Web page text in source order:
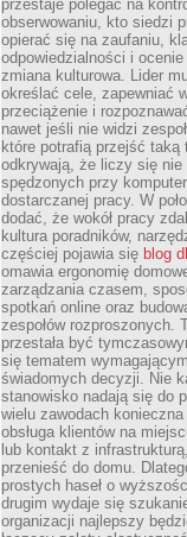
przestaje polegać na
obserwowaniu, kto siedzi
opierać się na zaufaniu,
odpowiedzialności i
zmiana kulturowa. Lider
określać cele, zapewniać
przeciążenie i
nawet jeśli nie widzi
które potrafią przejść
odkrywają, że liczy się nie
spędzonych przy
dostarczanej pracy. W
dodać, że wokół pracy
kultura poradników,
częściej pojawia się blog
omawia ergonomię
zarządzania czasem,
spotkań online oraz
zespołów rozproszonych.
przestała być
się tematem
świadomych decyzji. Nie
stanowisko nadają się do
wielu zawodach
obsługa klientów na
lub kontakt z
przenieść do domu.
prostych haseł o
drugim wydaje się
organizacji najlepszy